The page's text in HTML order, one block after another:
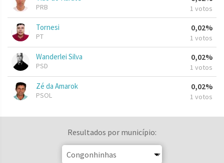
PRB 1 votos
Tornesi
PT
0,02%
1 votos
Wanderlei Silva
PSD
0,02%
1 votos
Zé da Amarok
PSOL
0,02%
1 votos
Resultados por município: